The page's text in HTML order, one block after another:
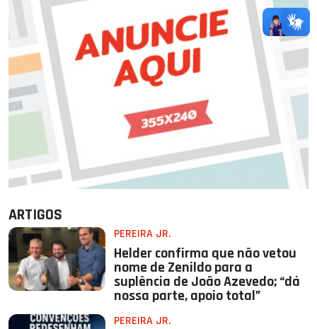
ARTIGOS
PEREIRA JR.
Helder confirma que não vetou
nome de Zenildo para a
suplência de João Azevedo; “dá
nossa parte, apoio total”
PEREIRA JR.